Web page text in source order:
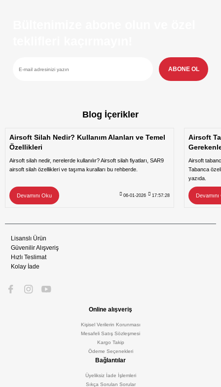
ABONE OL
Blog İçerikler
Airsoft Silah Nedir? Kullanım Alanları ve Temel
Özellikleri
Airsoft silah nedir, nerelerde kullanılır? Airsoft silah fiyatları, SAR9
airsoft silah özellikleri ve taşıma kuralları bu rehberde.
Devamını Oku 06-01-2026 17:57:28
Airsoft
Airsoft
Tabanca
yazıda.
Lisanslı Ürün
Güvenilir Alışveriş
Hızlı Teslimat
Kolay İade
Online alışveriş
Kişisel Verilerin Korunması
Mesafeli Satış Sözleşmesi
Kargo Takip
Ödeme Seçenekleri
Bağlantılar
Üyeliksiz İade İşlemleri
Sıkça Sorulan Sorular